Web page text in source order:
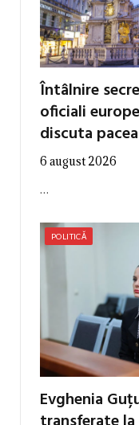
Întâlnire
oficiali
discuta
6 august 2026
…
POLITICĂ
Evghenia